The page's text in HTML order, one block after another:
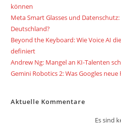
können
Meta Smart Glasses und
Deutschland?
Beyond the Keyboard: Wie Voice AI
definiert
Andrew Ng: Mangel an KI-Talenten
Gemini Robotics 2: Was Googles
Aktuelle Kommentare
Es sind